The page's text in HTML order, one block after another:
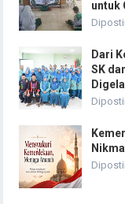
untuk
Dari
SK